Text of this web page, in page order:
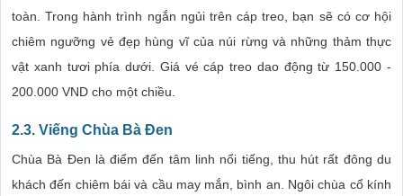
toàn. Trong hành trình ngắn ngủi trên cáp treo, bạn sẽ có cơ hội
chiêm ngưỡng vẻ đẹp hùng vĩ của núi rừng và những thảm thực
vật xanh tươi phía dưới. Giá vé cáp treo dao động từ 150.000 -
200.000 VND cho một chiều.
2.3. Viếng Chùa Bà Đen
Chùa Bà Đen là điểm đến tâm linh nổi tiếng, thu hút rất đông du
khách đến chiêm bái và cầu may mắn, bình an. Ngôi chùa cổ kính